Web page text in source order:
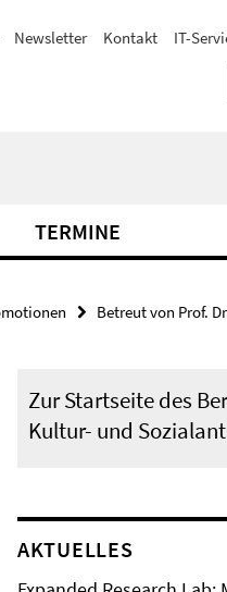
Newsletter Kontakt IT-
TERMINE
Betreut von Prof.
Zur Startseite des
Kultur- und
AKTUELLES